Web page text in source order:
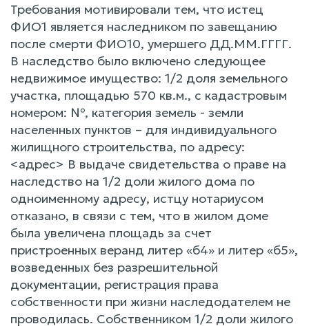
Требования мотивировали тем, что истец
ФИО1 является наследником по завещанию
после смерти ФИО10, умершего ДД.ММ.ГГГГ.
В наследство было включено следующее
недвижимое имущество: 1/2 доля земельного
участка, площадью 570 кв.м., с кадастровым
номером: №, категория земель - земли
населенных пунктов – для индивидуального
жилищного строительства, по адресу:
<адрес> В выдаче свидетельства о праве на
наследство на 1/2 доли жилого дома по
одноименному адресу, истцу нотариусом
отказано, в связи с тем, что в жилом доме
была увеличена площадь за счет
пристроенных веранд литер «б4» и литер «б5»,
возведенных без разрешительной
документации, регистрация права
собственности при жизни наследодателем не
проводилась. Собственником 1/2 доли жилого